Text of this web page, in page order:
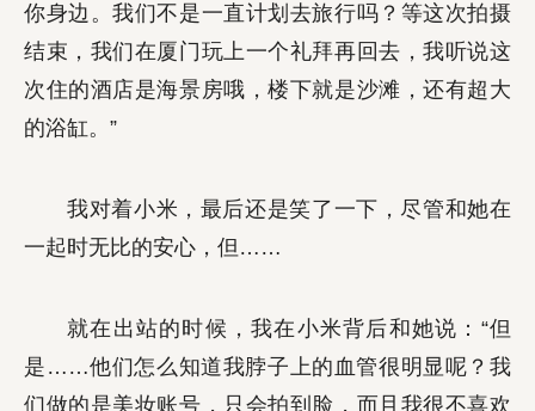
你身边。我们不是一直计划去旅行吗？等这次拍摄
结束，我们在厦门玩上一个礼拜再回去，我听说这
次住的酒店是海景房哦，楼下就是沙滩，还有超大
的浴缸。”
我对着小米，最后还是笑了一下，尽管和她在
一起时无比的安心，但……
就在出站的时候，我在小米背后和她说：“但
是……他们怎么知道我脖子上的血管很明显呢？我
们做的是美妆账号，只会拍到脸，而且我很不喜欢